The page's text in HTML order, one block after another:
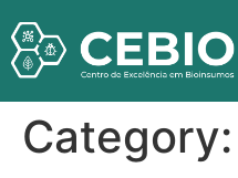
Category: